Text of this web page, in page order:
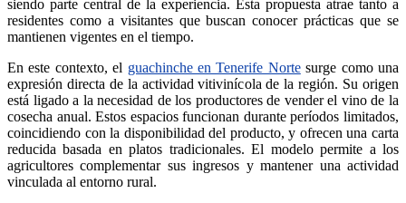
siendo parte central de la experiencia. Esta propuesta atrae tanto a
residentes como a visitantes que buscan conocer prácticas que se
mantienen vigentes en el tiempo.
En este contexto, el guachinche en Tenerife Nortesurge como una
expresión directa de la actividad vitivinícola de la región. Su origen
está ligado a la necesidad de los productores de vender el vino de la
cosecha anual. Estos espacios funcionan durante períodos limitados,
coincidiendo con la disponibilidad del producto, y ofrecen una carta
reducida basada en platos tradicionales. El modelo permite a los
agricultores complementar sus ingresos y mantener una actividad
vinculada al entorno rural.